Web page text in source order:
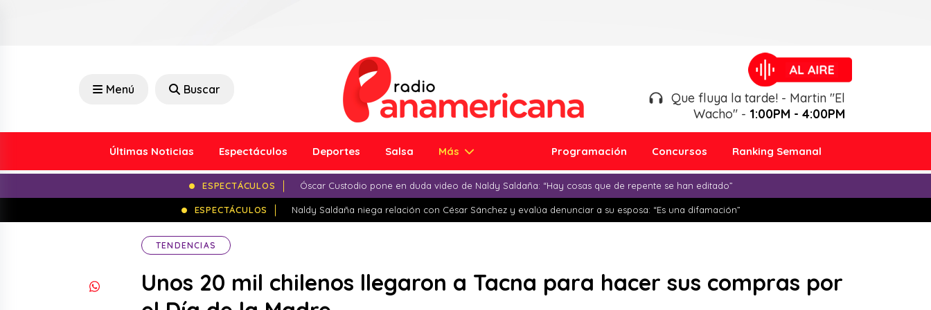
Menú Buscar
Que fluya la tarde! - Martin "El
Wacho" - 1:00PM - 4:00PM
Últimas Noticias Espectáculos Deportes Salsa Más Programación Concursos Ranking Semanal
ESPECTÁCULOS Óscar Custodio pone en duda video de Naldy Saldaña: “Hay cosas que de repente se han editado”
ESPECTÁCULOS Naldy Saldaña niega relación con César Sánchez y evalúa denunciar a su esposa: “Es una difamación”
TENDENCIAS
Unos 20 mil chilenos llegaron a Tacna para hacer sus compras por